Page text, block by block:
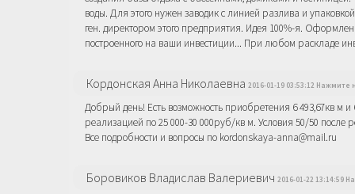
воды. Для этого нужен заводик с линией разлива и
ген. директором этого предприятия. Идея 100%-я.
построенного на ваши инвестиции... При любом раскладе
Кордонская Анна Николаевна 2016-01-19 03:53:12 Нажмите
Добрый день! Есть возможность приобретения 6 493,67кв м
реализацией по 25 000-30 000руб/кв м. Условия 50/50
Все подробности и вопросы по kordonskaya-anna@mail.ru
Боровиков Владислав Валериевич 2016-01-22 13:14:59